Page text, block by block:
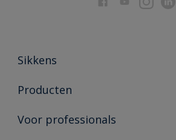
Sikkens
Over Sikkens
Duurzaamheid
Producten
Producten voor binnen
Voor professionals